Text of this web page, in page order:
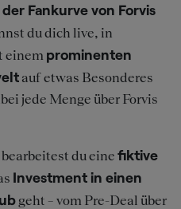
Fankurve von Forvis
du dich live, in
einem prominenten
auf etwas Besonderes
jede Menge über Forvis
du eine fiktive
Investment in einen
geht – vom Pre-Deal über